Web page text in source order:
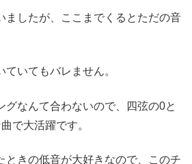
ましたが、ここまでくるとただの音
いてもバレません。
グなんて合わないので、四弦の0と
で大活躍です。
ときの低音が大好きなので、このチ